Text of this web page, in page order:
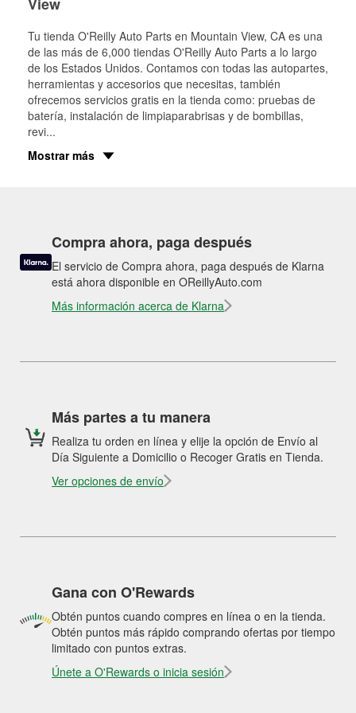
Tu tienda O'Reilly Auto Parts en Mountain View, CA es una
de las más de 6,000 tiendas O'Reilly Auto Parts a lo largo
de los Estados Unidos. Contamos con todas las autopartes,
herramientas y accesorios que necesitas, también
ofrecemos servicios gratis en la tienda como: pruebas de
batería, instalación de limpiaparabrisas y de bombillas,
revi...
Mostrar más
Compra ahora, paga después
El servicio de Compra ahora, paga después de Klarna
está ahora disponible en OReillyAuto.com
Más información acerca de Klarna
Más partes a tu manera
Realiza tu orden en línea y elije la opción de Envío al
Día Siguiente a Domicilio o Recoger Gratis en Tienda.
Ver opciones de envío
Gana con O'Rewards
Obtén puntos cuando compres en línea o en la tienda.
Obtén puntos más rápido comprando ofertas por tiempo
limitado con puntos extras.
Únete a O'Rewards o inicia sesión